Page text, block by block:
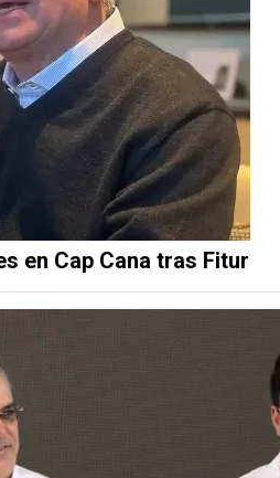
en Cap Cana tras Fitur